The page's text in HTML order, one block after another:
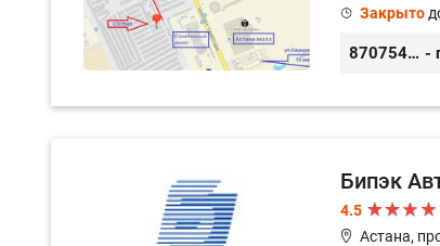
Закрыто
87075457500 -
Бипэк
4.5
Астана,